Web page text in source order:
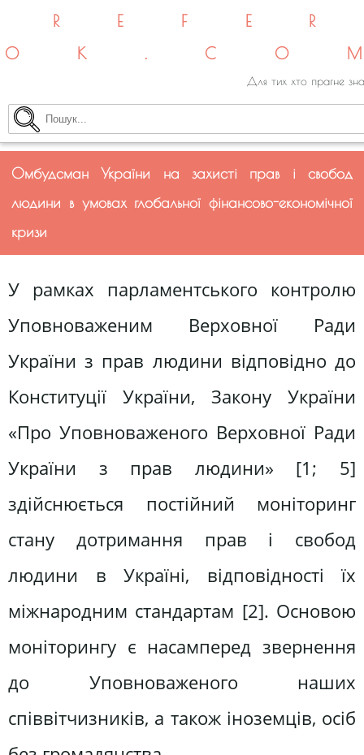
Для тих хто прагне
Омбудсман України на захисті прав і свобод
людини в умовах глобальної фінансово-економічної
кризи
У рамках парламентського контролю
Уповноваженим Верховної Ради
України з прав людини відповідно до
Конституції України, Закону України
«Про Уповноваженого Верховної Ради
України з прав людини» [1; 5]
здійснюється постійний моніторинг
стану дотримання прав і свобод
людини в Україні, відповідності їх
міжнародним стандартам [2]. Основою
моніторингу є насамперед звернення
до Уповноваженого наших
співвітчизників, а також іноземців, осіб